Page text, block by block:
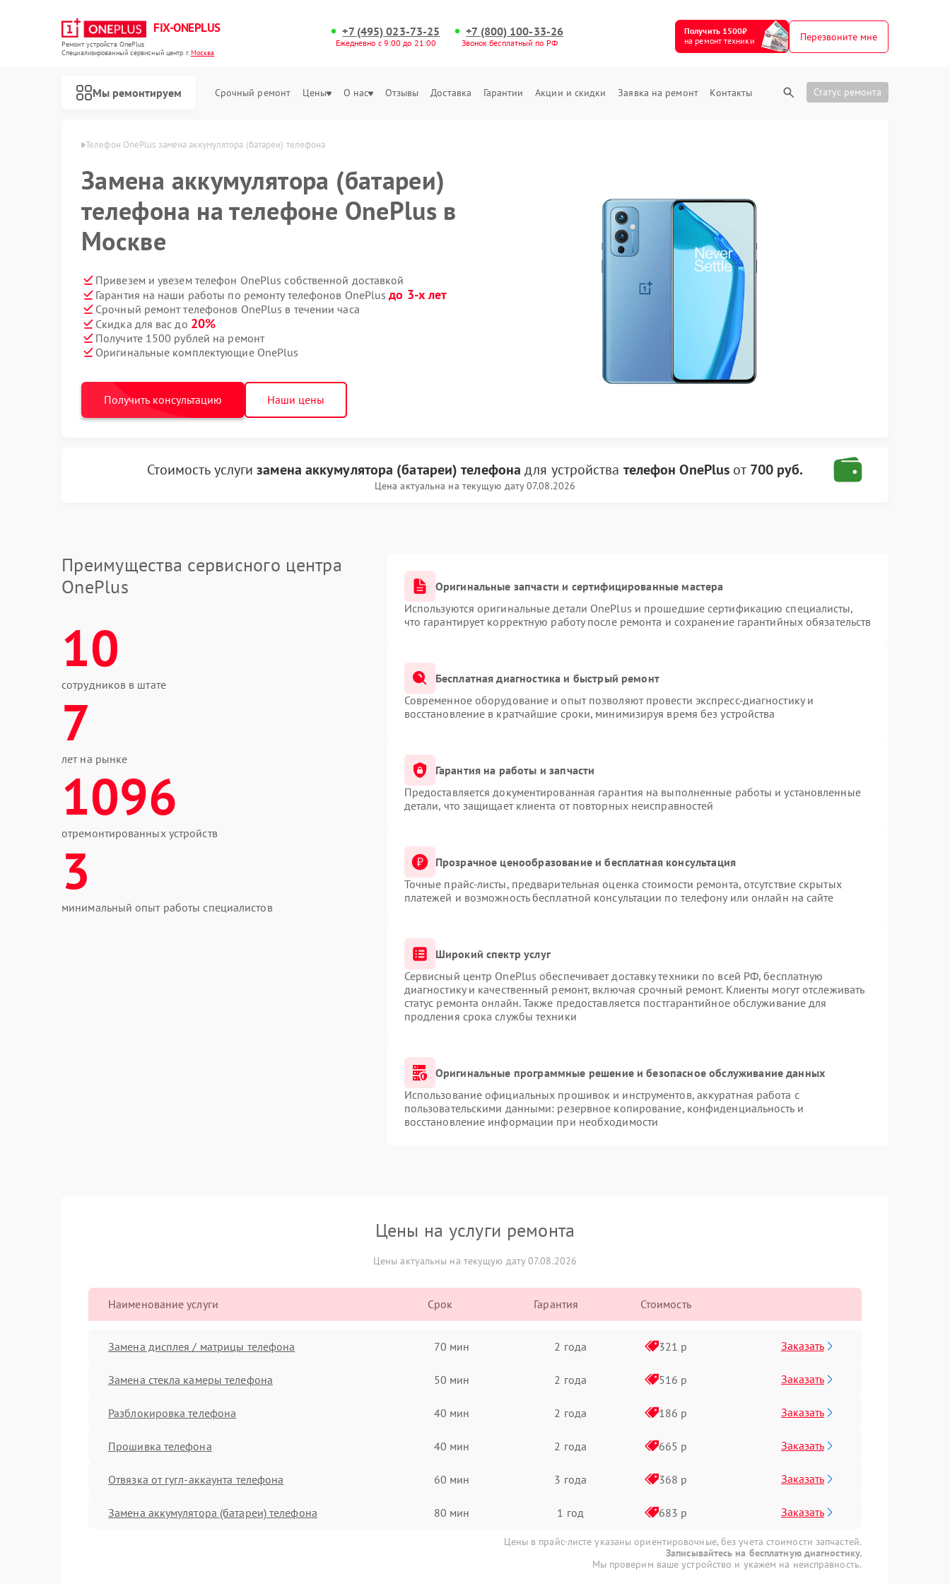
FIX-ONEPLUS
Ремонт устройств OnePlus
Специализированный cервисный центр г.Москва
+7 (495) 023-73-25
Ежедневно с 9:00 до 21:00
+7 (800) 100-33-26
Звонок бесплатный по РФ
Получить 1500₽
на ремонт техники
Перезвоните мне
Мы ремонтируем Срочный ремонт Цены О нас Отзывы Доставка Гарантии Акции и скидки Заявка на ремонт Контакты Статус ремонта
OnePlus в Москве Телефон OnePlus замена аккумулятора (батареи) телефона
Замена аккумулятора (батареи)
телефона на телефоне OnePlus в
Москве
Привезем и увезем телефон OnePlus собственной доставкой
Гарантия на наши работы по ремонту телефонов OnePlusдо 3-х лет
Срочный ремонт телефонов OnePlus в течении часа
Скидка для вас до 20%
Получите 1500 рублей на ремонт
Оригинальные комплектующие OnePlus
Получить консультацию Наши цены
Стоимость услугизамена аккумулятора (батареи) телефона для устройства телефон OnePlus от 700 руб.
Цена актуальна на текущую дату 07.08.2026
Преимущества сервисного центра
OnePlus
10
сотрудников в штате
7
лет на рынке
1096
отремонтированных устройств
3
минимальный опыт работы специалистов
Оригинальные запчасти и сертифицированные мастера
Используются оригинальные детали OnePlus и прошедшие сертификацию специалисты,
что гарантирует корректную работу после ремонта и сохранение гарантийных обязательств
Бесплатная диагностика и быстрый ремонт
Современное оборудование и опыт позволяют провести экспресс-диагностику и
восстановление в кратчайшие сроки, минимизируя время без устройства
Гарантия на работы и запчасти
Предоставляется документированная гарантия на выполненные работы и установленные
детали, что защищает клиента от повторных неисправностей
Прозрачное ценообразование и бесплатная консультация
Точные прайс-листы, предварительная оценка стоимости ремонта, отсутствие скрытых
платежей и возможность бесплатной консультации по телефону или онлайн на сайте
Широкий спектр услуг
Сервисный центр OnePlus обеспечивает доставку техники по всей РФ, бесплатную
диагностику и качественный ремонт, включая срочный ремонт. Клиенты могут отслеживать
статус ремонта онлайн. Также предоставляется постгарантийное обслуживание для
продления срока службы техники
Оригинальные программные решение и безопасное обслуживание данных
Использование официальных прошивок и инструментов, аккуратная работа с
пользовательскими данными: резервное копирование, конфиденциальность и
восстановление информации при необходимости
Цены на услуги ремонта
Цены актуальны на текущую дату 07.08.2026
Наименование услуги Срок Гарантия Стоимость
Замена дисплея / матрицы телефона 70 мин 2 года 321 р Заказать
Замена стекла камеры телефона 50 мин 2 года 516 р Заказать
Разблокировка телефона 40 мин 2 года 186 р Заказать
Прошивка телефона 40 мин 2 года 665 р Заказать
Отвязка от гугл-аккаунта телефона 60 мин 3 года 368 р Заказать
Замена аккумулятора (батареи) телефона 80 мин 1 год 683 р Заказать
Цены в прайс-листе указаны ориентировочные, без учета стоимости запчастей.
Записывайтесь на бесплатную диагностику.
Мы проверим ваше устройство и укажем на неисправность.